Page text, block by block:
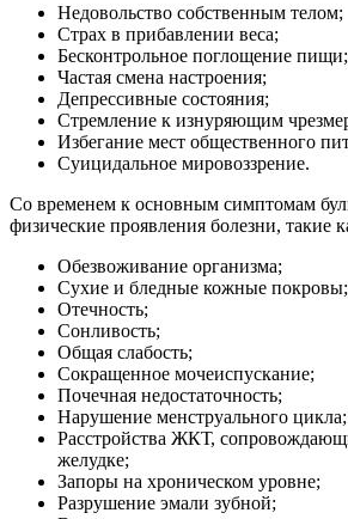
Недовольство собственным телом;
Страх в прибавлении веса;
Бесконтрольное поглощение пищи;
Частая смена настроения;
Депрессивные состояния;
Стремление к изнуряющим
Избегание мест общественного
Суицидальное мировоззрение.
Со временем к основным симптомам
физические проявления болезни, такие
Обезвоживание организма;
Сухие и бледные кожные покровы;
Отечность;
Сонливость;
Общая слабость;
Сокращенное мочеиспускание;
Почечная недостаточность;
Нарушение менструального цикла;
Расстройства ЖКТ,
желудке;
Запоры на хроническом уровне;
Разрушение эмали зубной;